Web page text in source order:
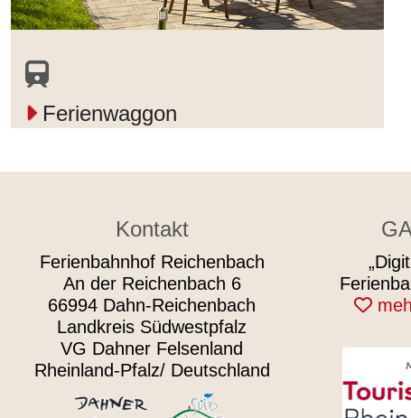
Ferienwaggon
Kontakt
Ferienbahnhof Reichenbach
An der Reichenbach 6
66994 Dahn-Reichenbach
Landkreis Südwestpfalz
VG Dahner Felsenland
Rheinland-Pfalz/ Deutschland